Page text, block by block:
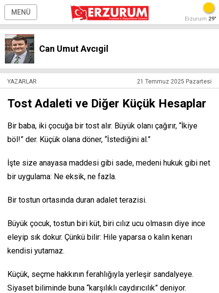
MENÜ
Erzurum 29°
Can Umut Avcıgil
YAZARLAR 21 Temmuz 2025 Pazartesi
Tost Adaleti ve Diğer Küçük Hesaplar
Bir baba, iki çocuğa bir tost alır. Büyük olanı çağırır, “İkiye
böl!” der. Küçük olana döner, “İstediğini al.”
İşte size anayasa maddesi gibi sade, medeni hukuk gibi net
bir uygulama: Ne eksik, ne fazla.
Bir tostun ortasında duran adalet terazisi.
Büyük çocuk, tostun biri küt, biri cılız ucu olmasın diye ince
eleyip sık dokur. Çünkü bilir: Hile yaparsa o kalın kenarı
kendisi yutamaz.
Küçük, seçme hakkının ferahlığıyla yerleşir sandalyeye.
Siyaset biliminde buna “karşılıklı caydırıcılık” deniyor.